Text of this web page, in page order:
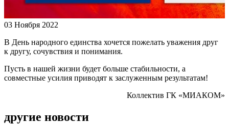
03 Ноября 2022
В День народного единства хочется пожелать уважения друг
к другу, сочувствия и понимания.
Пусть в нашей жизни будет больше стабильности, а
совместные усилия приводят к заслуженным результатам!
Коллектив ГК «МИАКОМ»
другие новости